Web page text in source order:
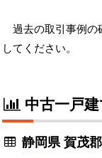
過去の取引事例の
してください。
中古一戸
静岡県 賀茂